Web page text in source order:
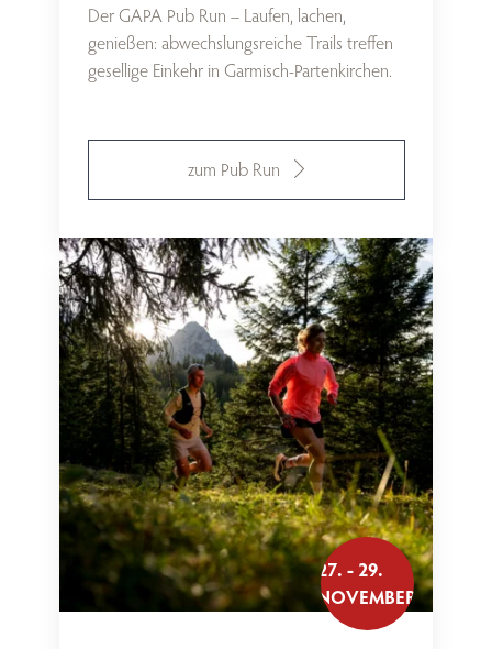
Der GAPA Pub Run – Laufen, lachen,
genießen: abwechslungsreiche Trails treffen
gesellige Einkehr in Garmisch-Partenkirchen.
zum Pub Run
27. - 29.
NOVEMBER